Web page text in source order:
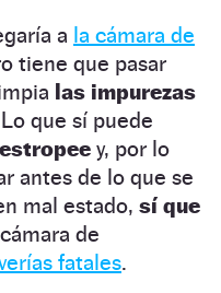
a la cámara de
tiene que pasar
las impurezas
que sí puede
y, por lo
antes de lo que se
mal estado, sí que
de
fatales.